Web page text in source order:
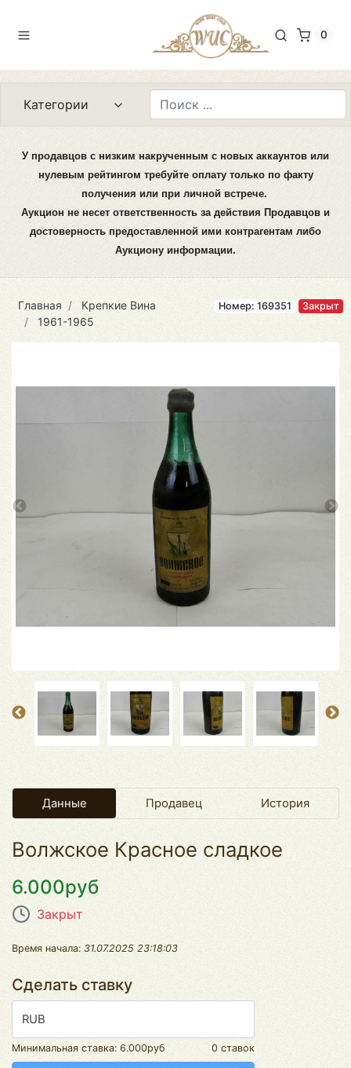
0
Категории
У продавцов с низким накрученным с новых аккаунтов или
нулевым рейтингом требуйте оплату только по факту
получения или при личной встрече.
Аукцион не несет ответственность за действия Продавцов и
достоверность предоставленной ими контрагентам либо
Аукциону информации.
Главная
Крепкие Вина
1961-1965
Номер: 169351 Закрыт
Данные Продавец История
Волжское Красное сладкое
6.000руб
Закрыт
Время начала: 31.07.2025 23:18:03
Сделать ставку
RUB
Минимальная ставка: 6.000руб 0 ставок